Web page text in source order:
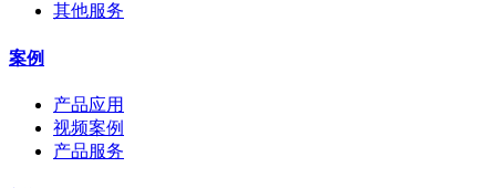
其他服务
案例
产品应用
视频案例
产品服务